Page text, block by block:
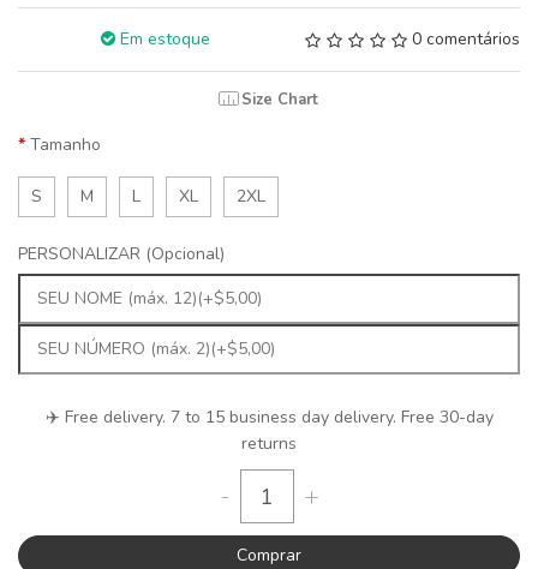
Em estoque 0 comentários
Size Chart
Tamanho
S M L XL 2XL
PERSONALIZAR (Opcional)
✈️ Free delivery. 7 to 15 business day delivery. Free 30-day
returns
- +
Comprar